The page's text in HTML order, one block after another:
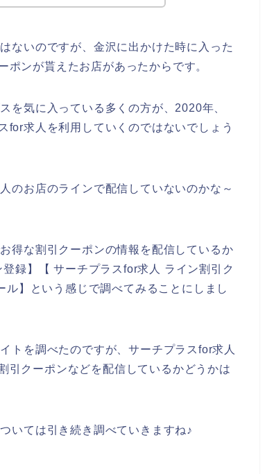
ないのですが、金沢に出かけた時に入った
ンが貰えたお店があったからです。
を気に入っている多くの方が、2020年、
求人を利用していくのではないでしょう
のお店のラインで配信していないのかな～
得な割引クーポンの情報を配信しているか
録】【 サーチプラスfor求人 ライン割引ク
】という感じで調べてみることにしまし
トを調べたのですが、サーチプラスfor求人
引クーポンなどを配信しているかどうかは
いては引き続き調べていきますね♪